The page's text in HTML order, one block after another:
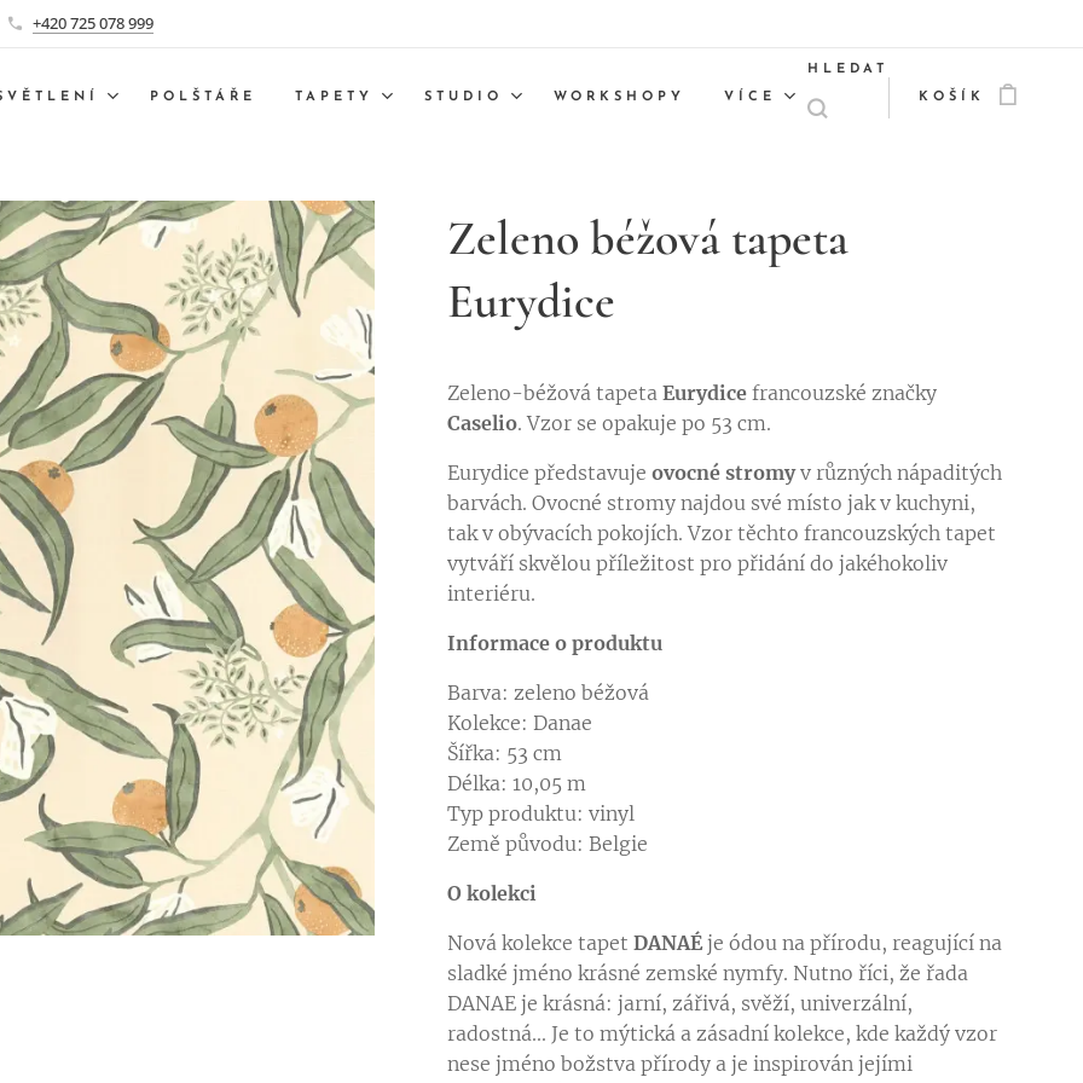
+420 725 078 999
POLŠTÁŘE TAPETY STUDIO WORKSHOPY VÍCE
HLEDAT
KOŠÍK
Zeleno béžová tapeta
Eurydice
Zeleno-béžová tapeta Eurydice francouzské značky
Caselio. Vzor se opakuje po 53 cm.
Eurydice představujeovocné stromyv různých nápaditých
barvách. Ovocné stromy najdou své místo jak v kuchyni,
tak v obývacích pokojích. Vzor těchto francouzských tapet
vytváří skvělou příležitost pro přidání do jakéhokoliv
interiéru.
Informace o produktu
Barva: zeleno béžová
Kolekce: Danae
Šířka: 53 cm
Délka: 10,05 m
Typ produktu: vinyl
Země původu: Belgie
O kolekci
Nová kolekce tapetDANAÉ je ódou na přírodu, reagující na
sladké jméno krásné zemské nymfy. Nutno říci, že řada
DANAE je krásná: jarní, zářivá, svěží, univerzální,
radostná... Je to mýtická a zásadní kolekce, kde každý vzor
nese jméno božstva přírody a je inspirován jejími